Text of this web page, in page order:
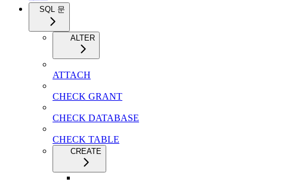
SQL 문
ALTER
ATTACH
CHECK GRANT
CHECK DATABASE
CHECK TABLE
CREATE